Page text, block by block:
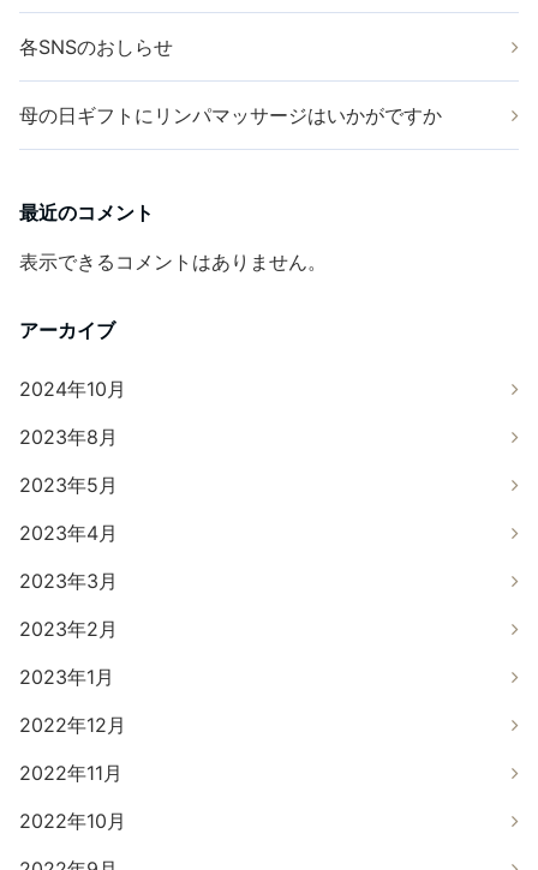
各SNSのおしらせ
母の日ギフトにリンパマッサージはいかがですか
最近のコメント
表示できるコメントはありません。
アーカイブ
2024年10月
2023年8月
2023年5月
2023年4月
2023年3月
2023年2月
2023年1月
2022年12月
2022年11月
2022年10月